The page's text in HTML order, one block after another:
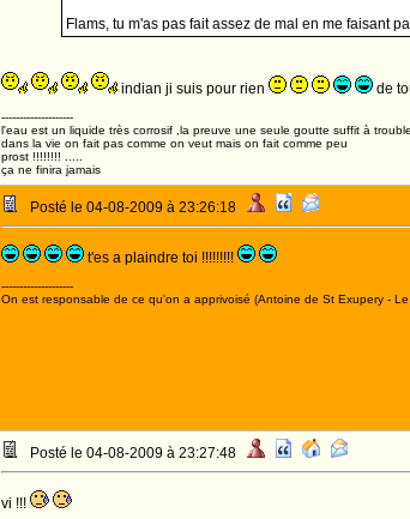
Flams, tu m'as pas fait assez de mal en me faisant
indian ji suis pour rien de
--------------------
l'eau est un liquide très corrosif ,la preuve une seule goutte suffit à
dans la vie on fait pas comme on veut mais on fait comme peu
prost !!!!!!!! .....
ça ne finira jamais
Posté le 04-08-2009 à 23:26:18
t'es a plaindre toi !!!!!!!!!
--------------------
On est responsable de ce qu'on a apprivoisé (Antoine de St Exupery -
Posté le 04-08-2009 à 23:27:48
vi !!!